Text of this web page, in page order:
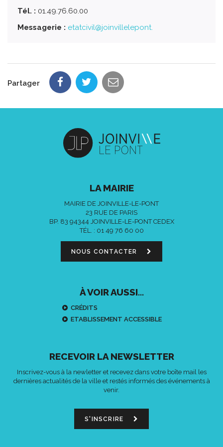
Tél. : 01.49.76.60.00
Messagerie : etatcivil@joinvillelepont.
Partager
LA MAIRIE
MAIRIE DE JOINVILLE-LE-PONT
23 RUE DE PARIS
BP. 83 94344 JOINVILLE-LE-PONT CEDEX
TÉL. : 01 49 76 60 00
NOUS CONTACTER
À VOIR AUSSI...
CRÉDITS
ETABLISSEMENT ACCESSIBLE
RECEVOIR LA NEWSLETTER
Inscrivez-vous à la newletter et recevez dans votre boîte mail les
dernières actualités de la ville et restés informés des événements à
venir.
S'INSCRIRE